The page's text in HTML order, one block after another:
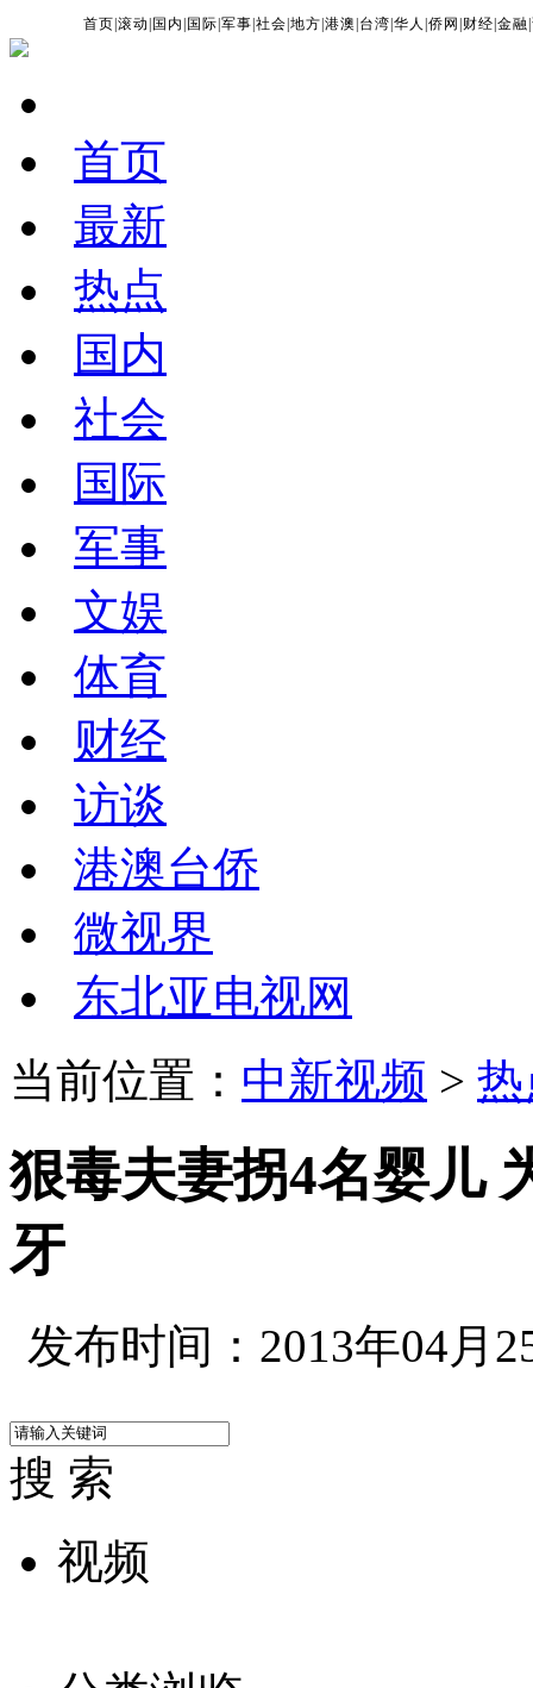
首页 |滚动 国内 国际 |军事 |社会 |地方 |港澳 台湾 |华人 |侨网 财经 |金融 |
首页
最新
热点
国内
社会
国际
军事
文娱
体育
财经
访谈
港澳台侨
微视界
东北亚电视网
当前位置： 中新视频 >
狠毒夫妻拐4名婴儿
牙
发布时间：2013年04月
搜 索
视频